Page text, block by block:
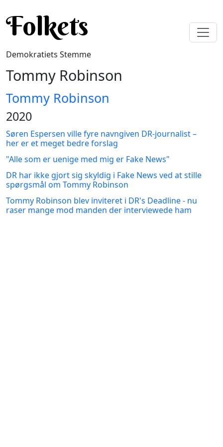
Folkets
Demokratiets Stemme
Tommy Robinson
Tommy Robinson
2020
Søren Espersen ville fyre navngiven DR-journalist –
her er et meget bedre forslag
"Alle som er uenige med mig er Fake News"
DR har ikke gjort sig skyldig i Fake News ved at stille
spørgsmål om Tommy Robinson
Tommy Robinson blev inviteret i DR's Deadline - nu
raser mange mod manden der interviewede ham